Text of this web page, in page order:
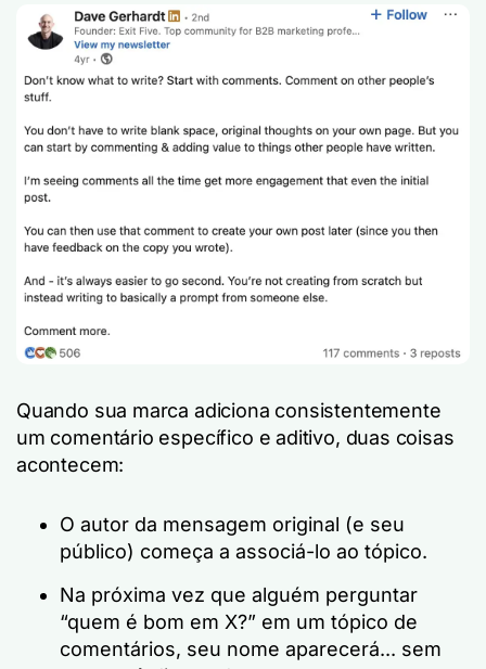
Quando sua marca adiciona consistentemente
um comentário específico e aditivo, duas coisas
acontecem:
O autor da mensagem original (e seu
público) começa a associá-lo ao tópico.
Na próxima vez que alguém perguntar
“quem é bom em X?” em um tópico de
comentários, seu nome aparecerá... sem